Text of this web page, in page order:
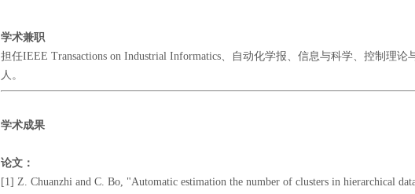
学术兼职
担任IEEE Transactions on Industrial Informatics、自动化学报、信息与科学、控制理
人。
学术成果
论文：
[1] Z. Chuanzhi and C. Bo, "Automatic estimation the number of clusters in hierarchical